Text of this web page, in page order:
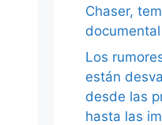
Chaser,
documental
Los
están
desde las
hasta las